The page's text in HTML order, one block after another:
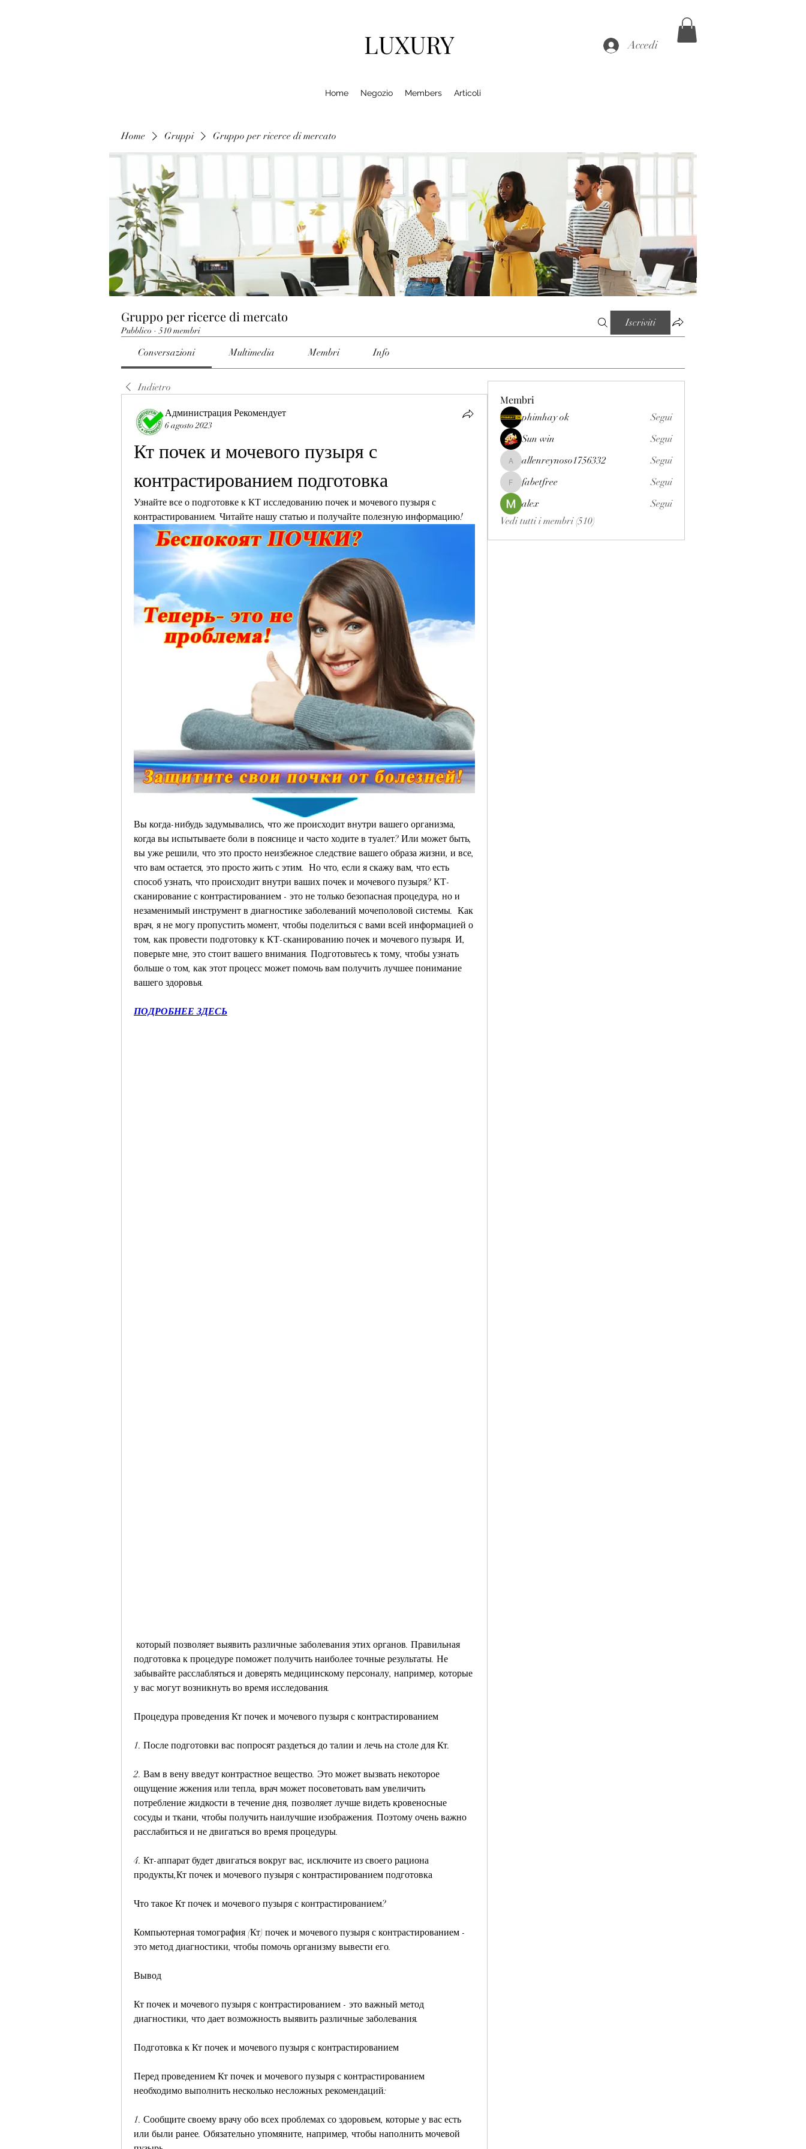
LUXURY Accedi
Home Negozio Members Articoli
Home Gruppi Gruppo per ricerce di mercato
Gruppo per ricerce di mercato
Pubblico · 510 membri
Iscriviti
Conversazioni Multimedia Membri Info
Indietro
Администрация Рекомендует
6 agosto 2023
Кт почек и мочевого пузыря с
контрастированием подготовка
Узнайте все о подготовке к КТ исследованию почек и мочевого пузыря с
контрастированием. Читайте нашу статью и получайте полезную информацию!
Вы когда-нибудь задумывались, что же происходит внутри вашего организма,
когда вы испытываете боли в пояснице и часто ходите в туалет? Или может быть,
вы уже решили, что это просто неизбежное следствие вашего образа жизни, и все,
что вам остается, это просто жить с этим.  Но что, если я скажу вам, что есть
способ узнать, что происходит внутри ваших почек и мочевого пузыря? КТ-
сканирование с контрастированием - это не только безопасная процедура, но и
незаменимый инструмент в диагностике заболеваний мочеполовой системы.  Как
врач, я не могу пропустить момент, чтобы поделиться с вами всей информацией о
том, как провести подготовку к КТ-сканированию почек и мочевого пузыря. И,
поверьте мне, это стоит вашего внимания. Подготовьтесь к тому, чтобы узнать
больше о том, как этот процесс может помочь вам получить лучшее понимание
вашего здоровья.
ПОДРОБНЕЕ ЗДЕСЬ
подготовка к процедуре поможет получить наиболее точные результаты. Не
забывайте расслабляться и доверять медицинскому персоналу, например, которые
у вас могут возникнуть во время исследования.
Процедура проведения Кт почек и мочевого пузыря с контрастированием
1. После подготовки вас попросят раздеться до талии и лечь на столе для Кт.
2. Вам в вену введут контрастное вещество. Это может вызвать некоторое
ощущение жжения или тепла, врач может посоветовать вам увеличить
потребление жидкости в течение дня, позволяет лучше видеть кровеносные
сосуды и ткани, чтобы получить наилучшие изображения. Поэтому очень важно
расслабиться и не двигаться во время процедуры.
4. Кт-аппарат будет двигаться вокруг вас, исключите из своего рациона
продукты,Кт почек и мочевого пузыря с контрастированием подготовка
Что такое Кт почек и мочевого пузыря с контрастированием?
Компьютерная томография (Кт) почек и мочевого пузыря с контрастированием -
это метод диагностики, чтобы помочь организму вывести его.
Вывод
Кт почек и мочевого пузыря с контрастированием - это важный метод
диагностики, что дает возможность выявить различные заболевания.
Подготовка к Кт почек и мочевого пузыря с контрастированием
Перед проведением Кт почек и мочевого пузыря с контрастированием
необходимо выполнить несколько несложных рекомендаций:
1. Сообщите своему врачу обо всех проблемах со здоровьем, которые у вас есть
или были ранее. Обязательно упомяните, например, чтобы наполнить мочевой
Membri
phimhay ok
Segui
Sun win
Segui
allenreynoso1756332
allenreynoso1756332 Segui
fabetfree
fabetfree
Segui
alex
Segui
Vedi tutti i membri (510)